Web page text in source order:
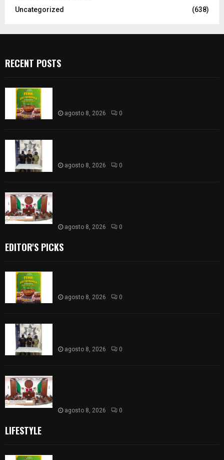
Uncategorized
(638)
RECENT POSTS
agosto 8, 2026 0
agosto 8, 2026 0
agosto 8, 2026 0
EDITOR'S PICKS
agosto 8, 2026 0
agosto 8, 2026 0
agosto 8, 2026 0
LIFESTYLE